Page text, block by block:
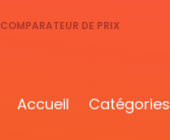
COMPARATEUR DE PRIX
Accueil Catégories